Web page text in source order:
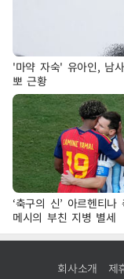
'마약 자숙' 유아인, 남
뽀 근황
‘축구의 신’ 아르헨티나
메시의 부친 지병 별세
회사소개 제